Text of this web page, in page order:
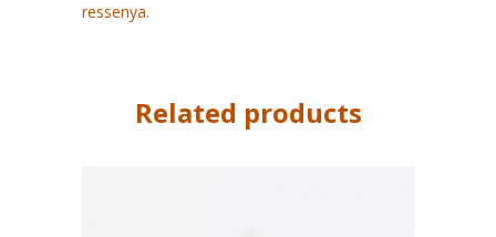
ressenya.
Related products